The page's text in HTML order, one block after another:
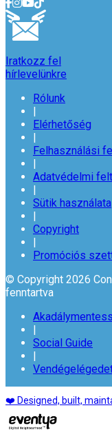
Iratkozz fel
hírlevelünkre
Rólunk
Elérhetőség
Felhasználási
Adatvédelmi
Sütik használata
Copyright
Promóciós
© Copyright 2026
fenntartva
Social Guide
❤️ Designed, built,